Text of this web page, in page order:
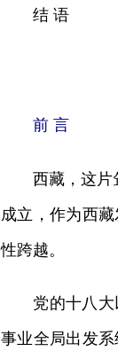
结 语
前 言
西藏，这片耸
成立，作为西
性跨越。
党的十八大
事业全局出发